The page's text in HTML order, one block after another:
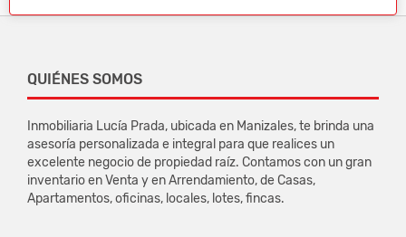
QUIÉNES SOMOS
Inmobiliaria Lucía Prada, ubicada en Manizales, te brinda una
asesoría personalizada e integral para que realices un
excelente negocio de propiedad raíz. Contamos con un gran
inventario en Venta y en Arrendamiento, de Casas,
Apartamentos, oficinas, locales, lotes, fincas.